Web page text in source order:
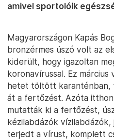
amivel sportolóik
Magyarországon Kapás
bronzérmes úszó volt az
kiderült, hogy igazoltan
koronavírussal. Ez
hetet töltött karanténban,
át a fertőzést. Azóta
mutatták ki a fertőzést,
kézilabdázók
terjedt a vírust, komplett